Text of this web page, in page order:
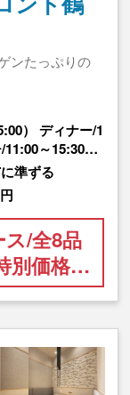
ンたっぷりの
） ディナー/1
11:00～15:30…
準ずる
/全8品
別価格…